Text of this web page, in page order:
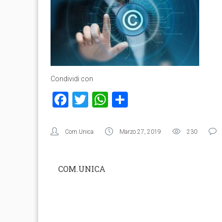
Condividi con
Facebook
TwitterWhatsApp
Com.Unica Marzo 27, 2019 230
COM.UNICA